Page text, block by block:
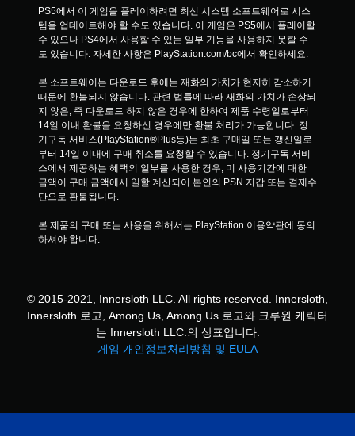
PS5에서 이 게임을 플레이하려면 최신 시스템 소프트웨어로 시스
템을 업데이트해야 할 수도 있습니다. 이 게임은 PS5에서 플레이할
수 있으나 PS4에서 사용할 수 있는 일부 기능을 사용하지 못할 수
도 있습니다. 자세한 사항은 PlayStation.com/bc에서 확인하세요.
본 소프트웨어는 다운로드 후에는 재화의 가치가 현저히 감소하기
때문에 환불되지 않습니다. 관련 법률에 따라 재화의 가치가 손상되
지 않은, 즉 다운로드 하지 않은 경우에 한하여 제품 수령일로부터
14일 이내 환불을 요청하신 경우에만 환불 처리가 가능합니다. 정
기구독 서비스(PlayStation®Plus등)는 최초 구매일 또는 갱신일로
부터 14일 이내에 구매 취소를 요청할 수 있습니다. 정기구독 서비
스에서 제공하는 혜택의 일부를 사용한 경우, 미 사용기간에 대한
금액이 구매 금액에서 일할 계산되어 본인의 PSN 지갑 또는 결제수
단으로 환불됩니다.
본 제품의 구매 또는 사용을 위해서는 PlayStation 이용약관에 동의
하셔야 합니다.
© 2015-2021, Innersloth LLC. All rights reserved. Innersloth,
Innersloth 로고, Among Us, Among Us 로고와 크루원 캐릭터
는 Innersloth LLC.의 상표입니다.
게임 개인정보처리방침 및 EULA